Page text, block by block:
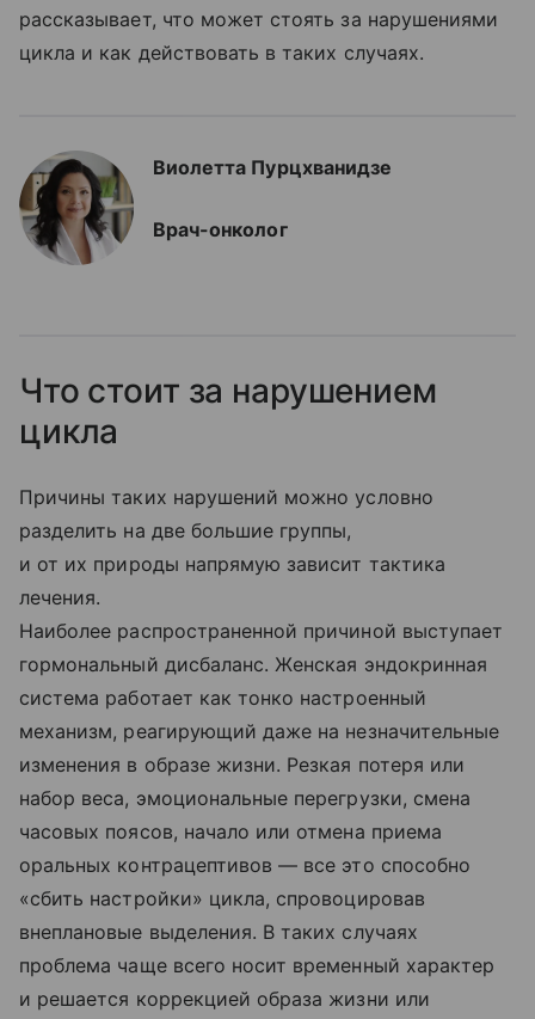
рассказывает, что может стоять за нарушениями
цикла и как действовать в таких случаях.
Виолетта Пурцхванидзе
Врач-онколог
Что стоит за нарушением
цикла
Причины таких нарушений можно условно
разделить на две большие группы,
и от их природы напрямую зависит тактика
лечения.
Наиболее распространенной причиной выступает
гормональный дисбаланс. Женская эндокринная
система работает как тонко настроенный
механизм, реагирующий даже на незначительные
изменения в образе жизни. Резкая потеря или
набор веса, эмоциональные перегрузки, смена
часовых поясов, начало или отмена приема
оральных контрацептивов — все это способно
«сбить настройки» цикла, спровоцировав
внеплановые выделения. В таких случаях
проблема чаще всего носит временный характер
и решается коррекцией образа жизни или